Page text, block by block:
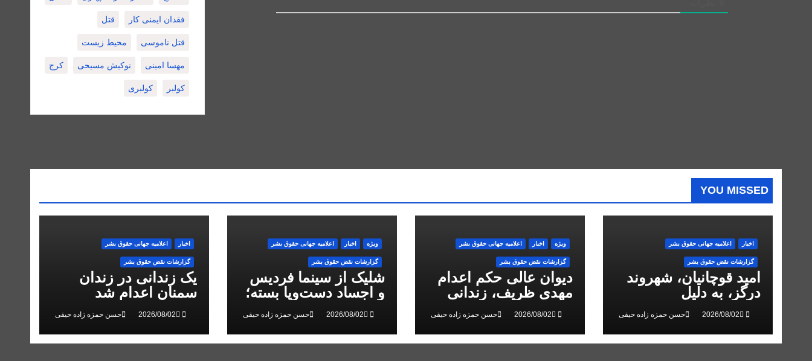
فقدان ایمنی کار قتل
قتل ناموسی محیط زیست
مهسا امینی نوکیش مسیحی کرج
کولبر کولبری
YOU MISSED
اخبار اعلاميه جهانی حقوق بشر
گزارشات نقض حقوق بشر
امید قوچانیان، شهروند
درگز، به دلیل
«مخالفت» با حکومت به
۵ سال زندان محکوم
شد
حسن حمزه زاده حیقی
ویژه اخبار اعلاميه جهانی حقوق بشر
گزارشات نقض حقوق بشر
دیوان عالی حکم اعدام
مهدی ظریف، زندانی
انقلاب ملی، را تایید کرد
حسن حمزه زاده حیقی
ویژه اخبار اعلاميه جهانی حقوق بشر
گزارشات نقض حقوق بشر
شلیک از سینما فردیس
و اجساد دست‌وپا بسته؛
سرکوب انقلاب ملی در
البرز
حسن حمزه زاده حیقی
اخبار اعلاميه جهانی حقوق بشر
گزارشات نقض حقوق بشر
یک زندانی در زندان
سمنان اعدام شد
حسن حمزه زاده حیقی